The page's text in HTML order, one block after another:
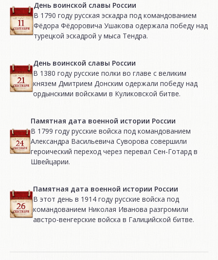
День воинской славы России
В 1790 году русская эскадра под командованием
Фёдора Фёдоровича Ушакова одержала победу над
турецкой эскадрой у мыса Тендра.
День воинской славы России
В 1380 году русские полки во главе с великим
князем Дмитрием Донским одержали победу над
ордынскими войсками в Куликовской битве.
Памятная дата военной истории России
В 1799 году русские войска под командованием
Александра Васильевича Суворова совершили
героический переход через перевал Сен-Готард в
Швейцарии.
Памятная дата военной истории России
В этот день в 1914 году русские войска под
командованием Николая Иванова разгромили
австро-венгерские войска в Галицийской битве.